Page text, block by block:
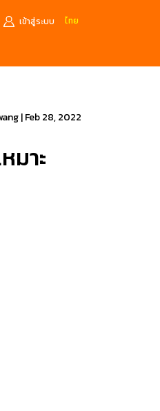
เข้าสู่ระบบ ไทย
ศษ
|Feb 28, 2022
มาะ